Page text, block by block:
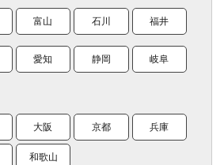
富山 石川 福井
愛知 静岡 岐阜
大阪 京都 兵庫
和歌山